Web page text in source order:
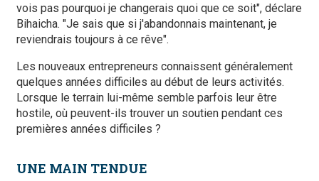
vois pas pourquoi je changerais quoi que ce soit", déclare
Bihaicha. "Je sais que si j'abandonnais maintenant, je
reviendrais toujours à ce rêve".
Les nouveaux entrepreneurs connaissent généralement
quelques années difficiles au début de leurs activités.
Lorsque le terrain lui-même semble parfois leur être
hostile, où peuvent-ils trouver un soutien pendant ces
premières années difficiles ?
UNE MAIN TENDUE